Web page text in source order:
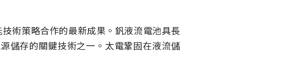
術策略合作的最新成果。釩液流電池具長
儲存的關鍵技術之一。太電鞏固在液流儲